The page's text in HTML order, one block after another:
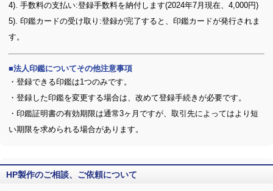
4). 手数料の支払い:登録手数料を納付します(2024年7月現在、4,000円)
5). 印鑑カードの受け取り:登録が完了すると、印鑑カードが発行されま
す。
法人印鑑についてその他注意事項
・登録できる印鑑は1つのみです。
・登録した印鑑を変更する場合は、改めて登録手続きが必要です。
・印鑑証明書の有効期限は通常3ヶ月ですが、取引先によってはより短
い期限を求められる場合があります。
HP製作のご相談、ご依頼について